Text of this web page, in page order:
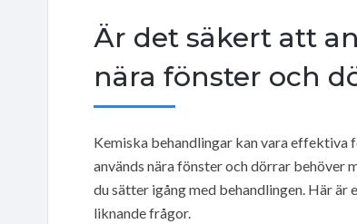
Är det säkert att
nära fönster och
Kemiska behandlingar kan vara effektiva
används nära fönster och dörrar behöver
du sätter igång med behandlingen. Här är
liknande frågor.